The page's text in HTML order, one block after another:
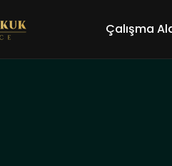
Çalışma